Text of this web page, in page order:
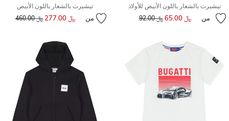
تيشيرت بالشعار باللون الأبيض للأولاد
من ﷼ 65.00 سعر مخفض من﷼ 92.00
تيشيرت بالشعار باللون الأبيض
من ﷼ 277.00 سعر مخفض من
﷼ 460.00 إلى